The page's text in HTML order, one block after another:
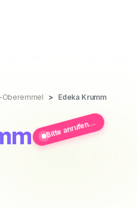
Oberemmel Edeka Krumm
Bitte anrufen...